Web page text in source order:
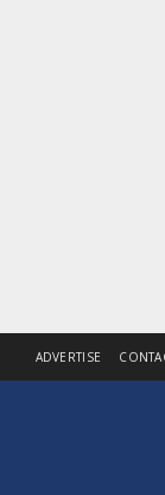
ADVERTISE